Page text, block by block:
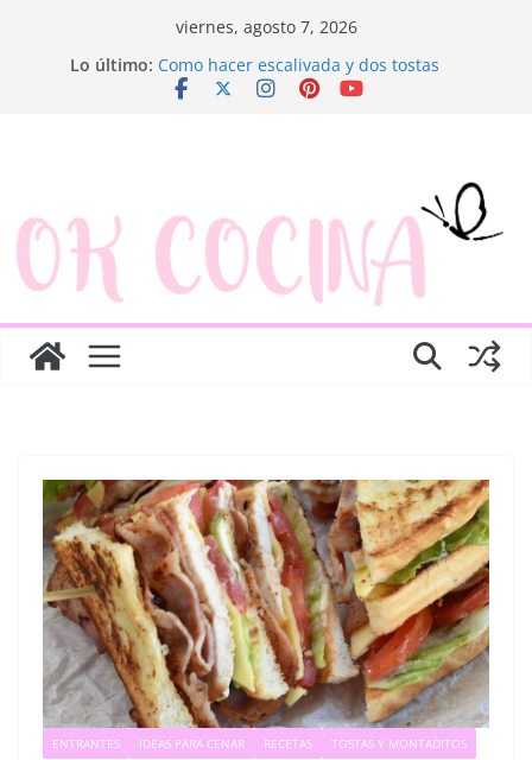
viernes, agosto 7, 2026
Lo último: Como hacer escalivada y dos tostas
Trenza de hojaldre con jamón y queso
ENTRANTES IDEAS PARA CENAR RECETAS TOSTAS Y MONTADITOS